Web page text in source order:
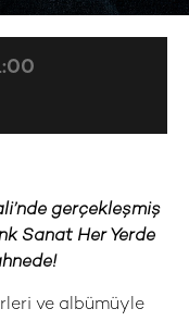
gerçekleşmiş
Sanat Her Yerde
ve albümüyle